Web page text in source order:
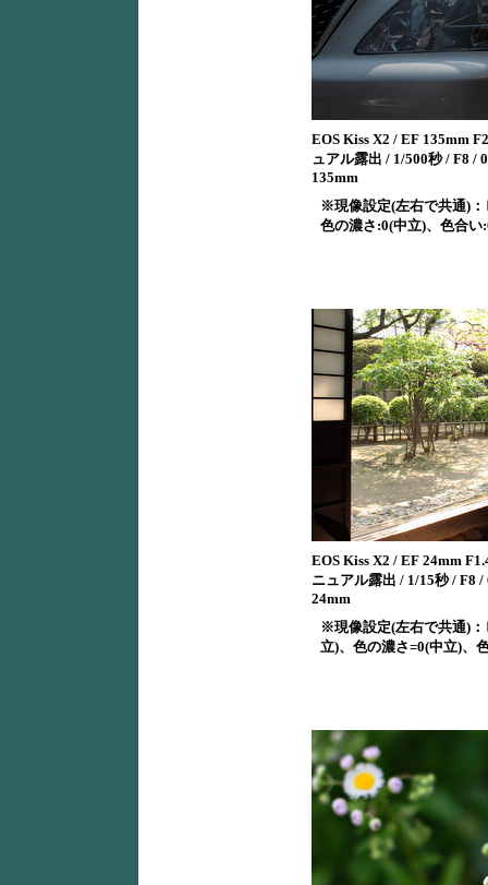
EOS Kiss X2 / EF 135mm
ュアル露出 / 1/500秒 / F8 /
135mm
※現像設定(左右で共通)
色の濃さ:0(中立)、色合い
EOS Kiss X2 / EF 24mm
ニュアル露出 / 1/15秒 / F8
24mm
※現像設定(左右で共通)：
立)、色の濃さ=0(中立)、